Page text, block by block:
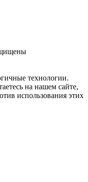
технологии.
на нашем сайте,
использования этих